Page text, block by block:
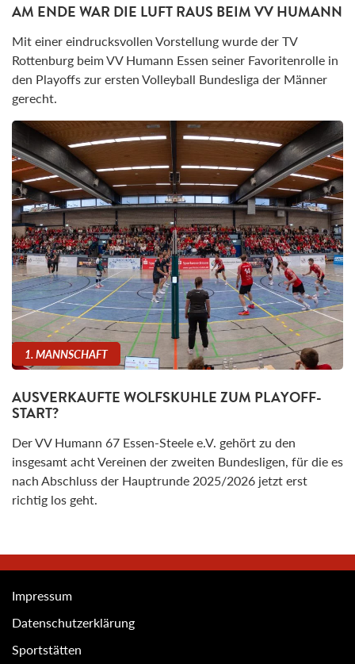
AM ENDE WAR DIE LUFT RAUS BEIM VV HUMANN
Mit einer eindrucksvollen Vorstellung wurde der TV
Rottenburg beim VV Humann Essen seiner Favoritenrolle in
den Playoffs zur ersten Volleyball Bundesliga der Männer
gerecht.
1. MANNSCHAFT
AUSVERKAUFTE WOLFSKUHLE ZUM PLAYOFF-
START?
Der VV Humann 67 Essen-Steele e.V. gehört zu den
insgesamt acht Vereinen der zweiten Bundesligen, für die es
nach Abschluss der Hauptrunde 2025/2026 jetzt erst
richtig los geht.
Impressum
Datenschutzerklärung
Sportstätten